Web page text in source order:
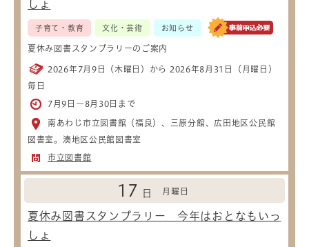
しょ
子育て・教育 文化・芸術 お知らせ
夏休み図書スタンプラリーのご案内
2026年7月9日（木曜日）から 2026年8月31日（月曜日）
毎日
7月9日～8月30日まで
南あわじ市立図書館（福良）、三原分館、広田地区公民館
図書室。湊地区公民館図書室
市立図書館
17 日 月曜日
夏休み図書スタンプラリー 今年はおとなもいっ
しょ